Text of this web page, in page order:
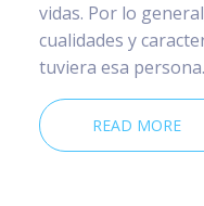
vidas. Por lo
cualidades y
tuviera esa
READ MORE